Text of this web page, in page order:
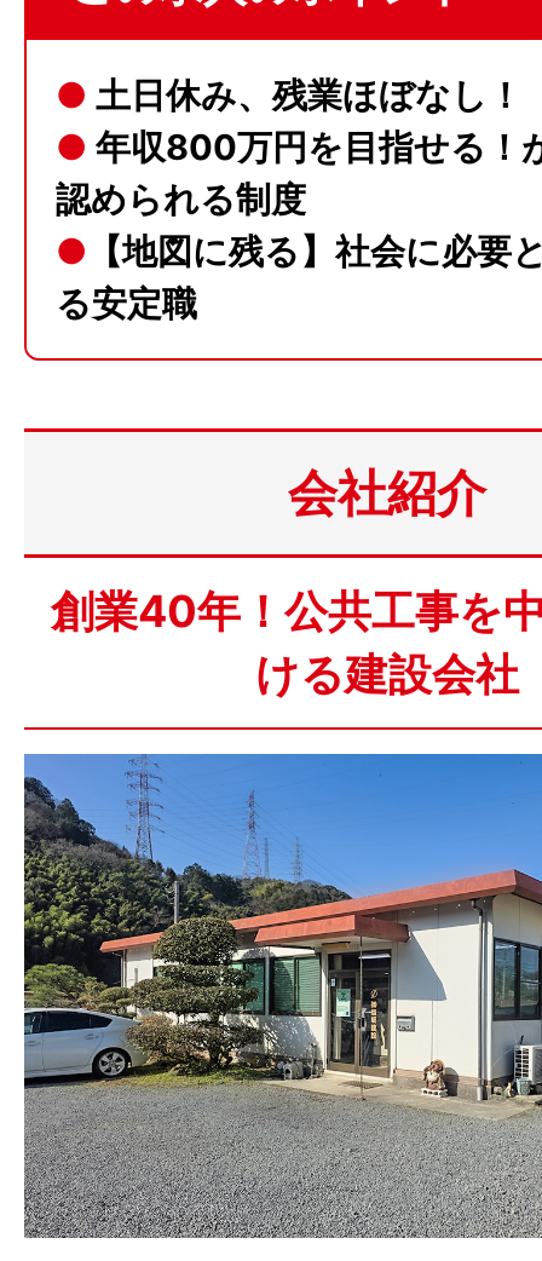
● 土日休み、残業ほぼなし！
● 年収800万円を目指せる！
認められる制度
● 【地図に残る】社会に必要
る安定職
会社紹介
創業40年！公共工事を
ける建設会社